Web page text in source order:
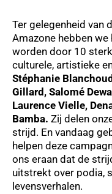
Ter gelegenheid van
Amazone hebben
worden door 10
culturele, artistieke
Stéphanie
Gillard, Salomé
Laurence Vielle,
Bamba. Zij delen
strijd. En vandaag
helpen deze
ons eraan dat de
uitstrekt over podia,
levensverhalen.